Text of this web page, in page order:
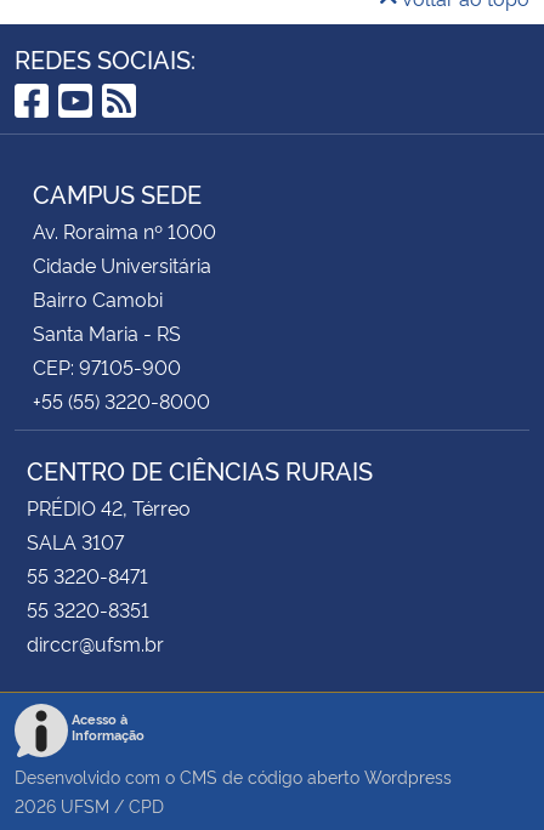
REDES SOCIAIS:
Facebook
YouTube
RSS
CAMPUS SEDE
Av. Roraima nº 1000
Cidade Universitária
Bairro Camobi
Santa Maria - RS
CEP: 97105-900
+55 (55) 3220-8000
CENTRO DE CIÊNCIAS RURAIS
PRÉDIO 42, Térreo
SALA 3107
55 3220-8471
55 3220-8351
dirccr@ufsm.br
Acesso à
Informação
Desenvolvido com o CMS de código aberto Wordpress
2026 UFSM / CPD